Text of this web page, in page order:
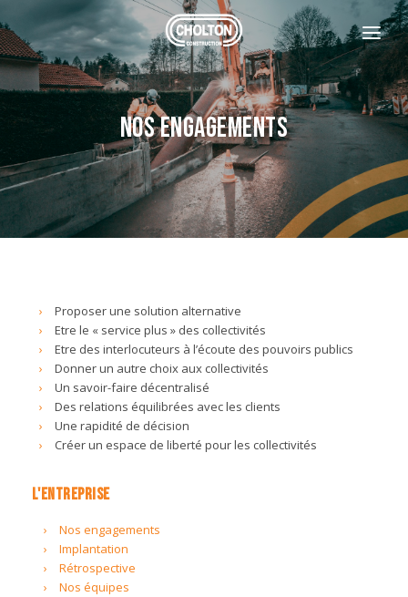
L'ENTREPRISE
NOS CLIENTS
CONTACT
CONTACTEZ-NOUS
REJOIGNEZ-NOUS
Nos engagements
Proposer une solution alternative
Etre le « service plus » des collectivités
Etre des interlocuteurs à l’écoute des pouvoirs publics
Donner un autre choix aux collectivités
Un savoir-faire décentralisé
Des relations équilibrées avec les clients
Une rapidité de décision
Créer un espace de liberté pour les collectivités
L'ENTREPRISE
Nos engagements
Implantation
Rétrospective
Nos équipes